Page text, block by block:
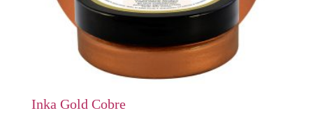
Inka Gold Cobre